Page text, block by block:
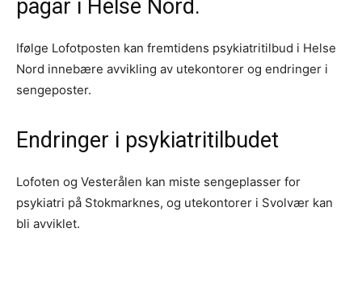
pågår i Helse Nord.
Ifølge Lofotposten kan fremtidens psykiatritilbud i Helse
Nord innebære avvikling av utekontorer og endringer i
sengeposter.
Endringer i psykiatritilbudet
Lofoten og Vesterålen kan miste sengeplasser for
psykiatri på Stokmarknes, og utekontorer i Svolvær kan
bli avviklet.